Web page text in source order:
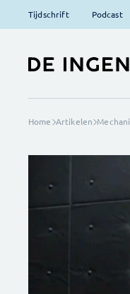
Tijdschrift Podcast
Home Artikelen